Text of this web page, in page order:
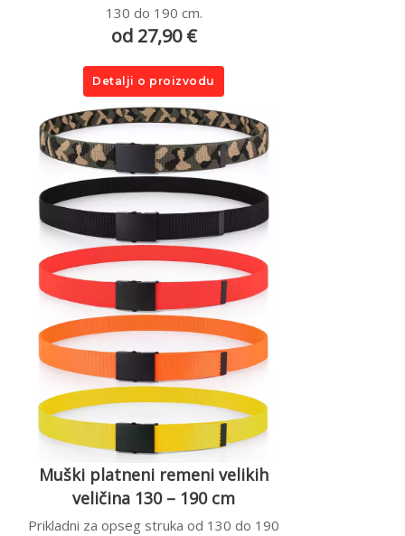
130 do 190 cm.
od 27,90 €
Detalji o proizvodu
Muški platneni remeni velikih
veličina 130 – 190 cm
Prikladni za opseg struka od 130 do 190